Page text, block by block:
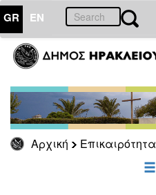
GR EN
Αρχική Επικαιρότητα
ΕΠΙΚΑΙΡΟΤΗΤΑ
Τύπου
Αρχείο